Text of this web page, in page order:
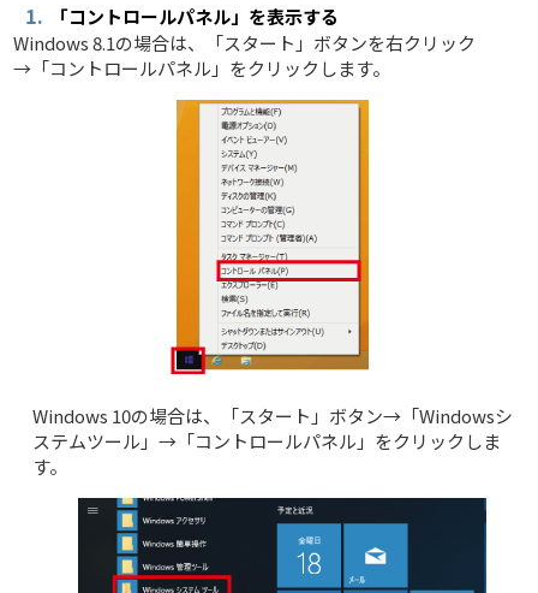
1.
「コントロールパネル」を表示する
Windows 8.1の場合は、「スタート」ボタンを右クリック
→「コントロールパネル」をクリックします。
Windows 10の場合は、「スタート」ボタン→「Windowsシ
ステムツール」→「コントロールパネル」をクリックしま
す。